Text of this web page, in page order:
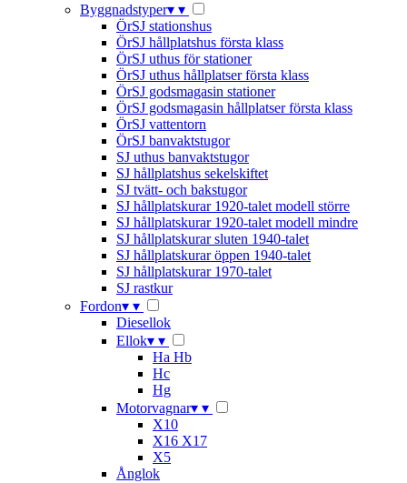
Byggnadstyper▾ ▾
ÖrSJ stationshus
ÖrSJ hållplatshus första klass
ÖrSJ uthus för stationer
ÖrSJ uthus hållplatser första klass
ÖrSJ godsmagasin stationer
ÖrSJ godsmagasin hållplatser första klass
ÖrSJ vattentorn
ÖrSJ banvaktstugor
SJ uthus banvaktstugor
SJ hållplatshus sekelskiftet
SJ tvätt- och bakstugor
SJ hållplatskurar 1920-talet modell större
SJ hållplatskurar 1920-talet modell mindre
SJ hållplatskurar sluten 1940-talet
SJ hållplatskurar öppen 1940-talet
SJ hållplatskurar 1970-talet
SJ rastkur
Fordon▾ ▾
Diesellok
Ellok▾ ▾
Ha Hb
Hc
Hg
Motorvagnar▾ ▾
X10
X16 X17
X5
Ånglok